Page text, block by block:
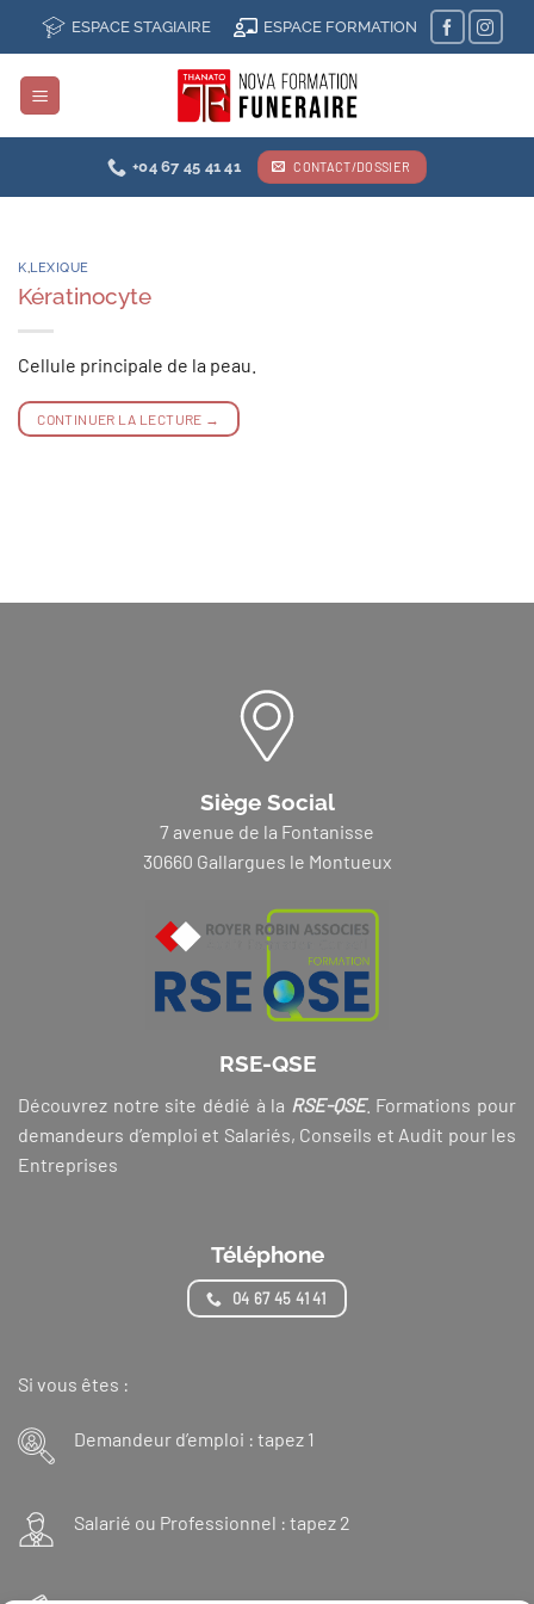
Passer
contenu
ESPACE STAGIAIRE ESPACE FORMATION
+04 67 45 41 41 CONTACT/DOSSIER
K,LEXIQUE
Kératinocyte
Cellule principale de la peau.
CONTINUER LA LECTURE →
Siège Social
7 avenue de la Fontanisse
30660 Gallargues le Montueux
RSE-QSE
Découvrez notre site dédié à la RSE-QSE. Formations pour
demandeurs d’emploi et Salariés, Conseils et Audit pour les
Entreprises
Téléphone
04 67 45 41 41
Si vous êtes :
Demandeur d’emploi : tapez 1
Salarié ou Professionnel : tapez 2